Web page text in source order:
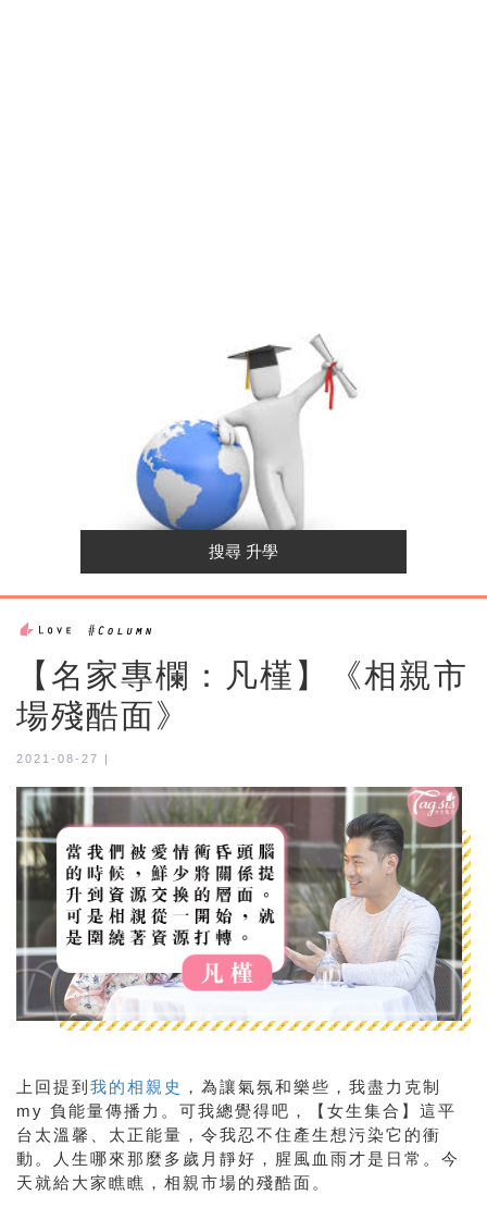
【名家專欄：凡槿】《相親市
場殘酷面》
2021-08-27 |
上回提到 我的相親史 ，為讓氣氛和樂些，我盡力克制
my 負能量傳播力。可我總覺得吧，【女生集合】這平
台太溫馨、太正能量，令我忍不住產生想污染它的衝
動。人生哪來那麼多歲月靜好，腥風血雨才是日常。今
天就給大家瞧瞧，相親市場的殘酷面。